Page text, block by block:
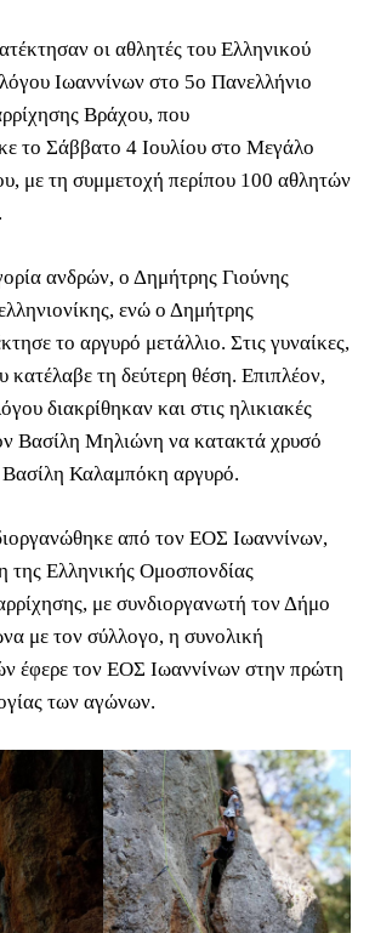
οι αθλητές του Ελληνικού
Ιωαννίνων στο 5ο Πανελλήνιο
Βράχου, που
το Σάββατο 4 Ιουλίου στο Μεγάλο
με τη συμμετοχή περίπου 100 αθλητών
ανδρών, ο Δημήτρης Γιούνης
ενώ ο Δημήτρης
το αργυρό μετάλλιο. Στις γυναίκες,
κατέλαβε τη δεύτερη θέση. Επιπλέον,
διακρίθηκαν και στις ηλικιακές
Βασίλη Μηλιώνη να κατακτά χρυσό
Βασίλη Καλαμπόκη αργυρό.
από τον ΕΟΣ Ιωαννίνων,
της Ελληνικής Ομοσπονδίας
με συνδιοργανωτή τον Δήμο
με τον σύλλογο, η συνολική
έφερε τον ΕΟΣ Ιωαννίνων στην πρώτη
των αγώνων.